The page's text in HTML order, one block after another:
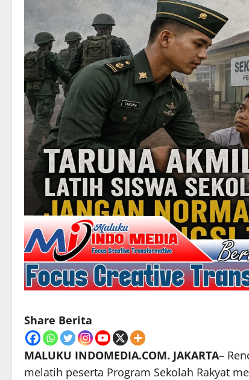
Share Berita
MALUKU INDOMEDIA.COM. JAKARTA–
melatih peserta Program Sekolah Rakyat